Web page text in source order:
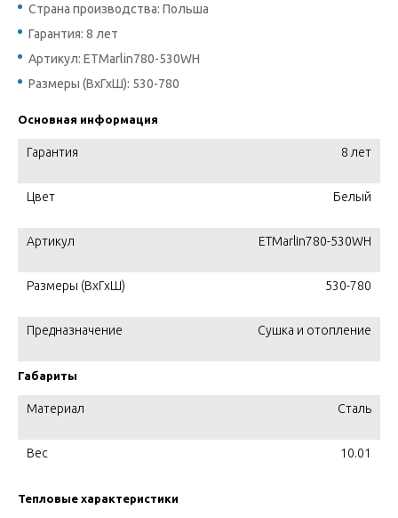
Страна производства: Польша
Гарантия: 8 лет
Артикул: ETMarlin780-530WH
Размеры (ВхГхШ): 530-780
Основная информация
Гарантия 8 лет
Цвет Белый
Артикул ETMarlin780-530WH
Размеры (ВхГхШ) 530-780
Предназначение Сушка и отопление
Габариты
Материал Сталь
Вес 10.01
Тепловые характеристики